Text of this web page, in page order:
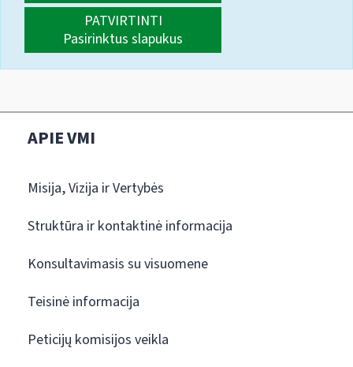
PATVIRTINTI
Pasirinktus slapukus
APIE VMI
Misija, Vizija ir Vertybės
Struktūra ir kontaktinė informacija
Konsultavimasis su visuomene
Teisinė informacija
Peticijų komisijos veikla